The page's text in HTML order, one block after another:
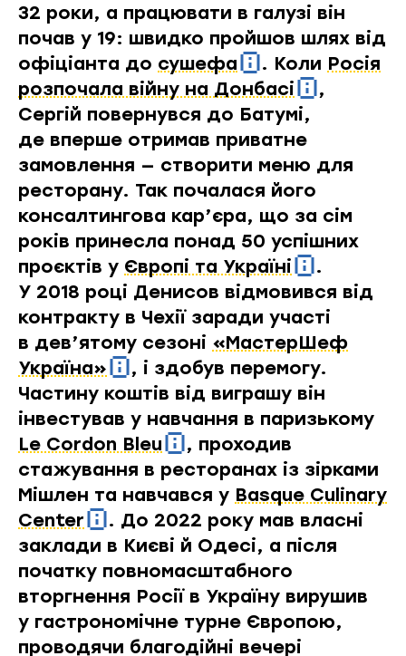
32 роки, а працювати в галузі він
почав у 19: швидко пройшов шлях від
офіціанта до сушефа . Коли Росія
розпочала війну на Донбасі
,
Сергій повернувся до Батумі,
де вперше отримав приватне
замовлення — створити меню для
ресторану. Так почалася його
консалтингова кар’єра, що за сім
років принесла понад 50 успішних
проєктів у Європі та Україні
.
У 2018 році Денисов відмовився від
контракту в Чехії заради участі
в дев’ятому сезоні «МастерШеф
Україна»
, і здобув перемогу.
Частину коштів від виграшу він
інвестував у навчання в паризькому
Le Cordon Bleu
, проходив
стажування в ресторанах із зірками
Мішлен та навчався у Basque Culinary
Center
. До 2022 року мав власні
заклади в Києві й Одесі, а після
початку повномасштабного
вторгнення Росії в Україну вирушив
у гастрономічне турне Європою,
проводячи благодійні вечері